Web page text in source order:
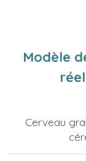
Modèle
Cerveau